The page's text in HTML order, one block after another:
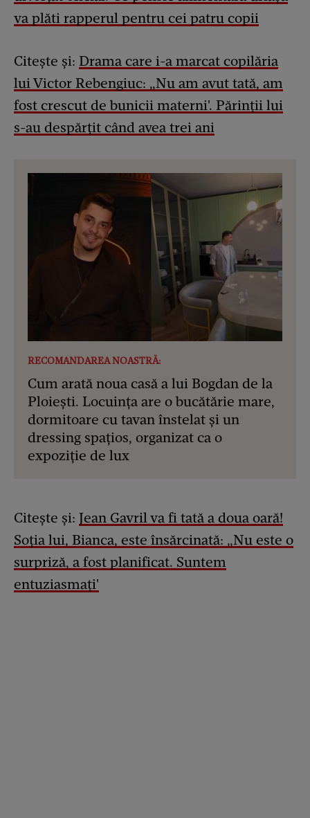
va plăti rapperul pentru cei patru copii
Citește și: Drama care i-a marcat copilăria
lui Victor Rebengiuc: „Nu am avut tată, am
fost crescut de bunicii materni'. Părinții lui
s-au despărțit când avea trei ani
RECOMANDAREA NOASTRĂ:
Cum arată noua casă a lui Bogdan de la
Ploiești. Locuința are o bucătărie mare,
dormitoare cu tavan înstelat și un
dressing spațios, organizat ca o
expoziție de lux
Citește și: Jean Gavril va fi tată a doua oară!
Soția lui, Bianca, este însărcinată: „Nu este o
surpriză, a fost planificat. Suntem
entuziasmați'